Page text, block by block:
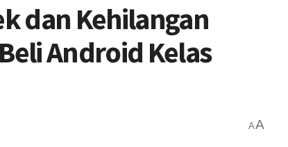
dan Kehilangan
Android Kelas
AA